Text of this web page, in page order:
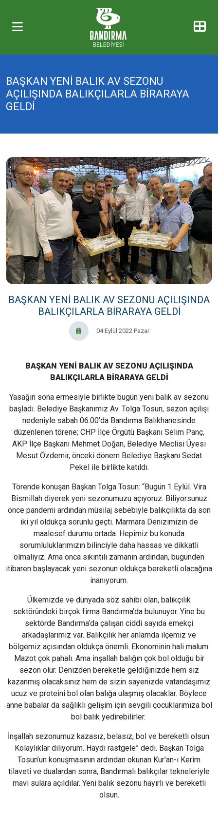
BAŞKAN YENİ BALIK AV SEZONU
AÇILIŞINDA BALIKÇILARLA BİRARAYA
GELDİ
BAŞKAN YENİ BALIK AV SEZONU AÇILIŞINDA
BALIKÇILARLA BİRARAYA GELDİ
04 Eylül 2022 Pazar
BAŞKAN YENİ BALIK AV SEZONU AÇILIŞINDA
BALIKÇILARLA BİRARAYA GELDİ
Yasağın sona ermesiyle birlikte bugün yeni balık av sezonu
başladı. Belediye Başkanımız Av. Tolga Tosun, sezon açılışı
nedeniyle sabah 06:00’da Bandırma Balıkhanesinde
düzenlenen törene; CHP İlçe Örgütü Başkanı Selim Panç,
AKP İlçe Başkanı Mehmet Doğan, Belediye Meclisi Üyesi
Mesut Özdemir, önceki dönem Belediye Başkanı Sedat
Pekel ile birlikte katıldı.
Törende konuşan Başkan Tolga Tosun: “Bugün 1 Eylül. Vira
Bismillah diyerek yeni sezonumuzu açıyoruz. Biliyorsunuz
önce pandemi ardından müsilaj sebebiyle balıkçılıkta da son
iki yıl oldukça sorunlu geçti. Marmara Denizimizin de
maalesef durumu ortada. Hepimiz bu konuda
sorumluluklarımızın bilinciyle daha hassas ve dikkatli
olmalıyız. Ama onca sıkıntılı zamanın ardından, bugünden
itibaren başlayacak yeni sezonun oldukça bereketli olacağına
inanıyorum.
Ülkemizde ve dünyada söz sahibi olan, balıkçılık
sektöründeki birçok firma Bandırma’da bulunuyor. Yine bu
sektörde Bandırma’da çalışan ciddi sayıda emekçi
arkadaşlarımız var. Balıkçılık her anlamda ilçemiz ve
bölgemiz açısından oldukça önemli. Ekonominin hali malum.
Mazot çok pahalı. Ama inşallah balığın çok bol olduğu bir
sezon olur. Denizden bereketle geldiğinizde hem siz
kazanmış olacaksınız hem de sizin sayenizde vatandaşımız
ucuz ve proteini bol olan balığa ulaşmış olacaklar. Böylece
anne babalar da sağlıklı gelişim için sevgili çocuklarımıza bol
bol balık yedirebilirler.
İnşallah sezonumuz kazasız, belasız, bol ve bereketli olsun.
Kolaylıklar diliyorum. Haydi rastgele” dedi. Başkan Tolga
Tosun’un konuşmasının ardından okunan Kur'an-ı Kerim
tilaveti ve dualardan sonra, Bandırmalı balıkçılar tekneleriyle
mavi sulara açıldılar. Yeni balık sezonu hayırlı ve bereketli
olsun.